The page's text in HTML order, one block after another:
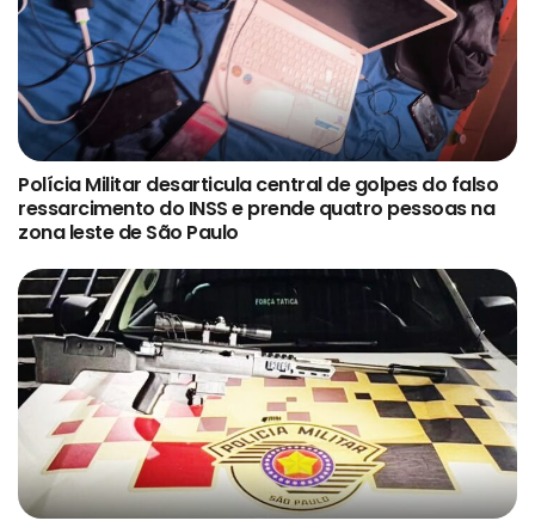
Polícia Militar desarticula central de golpes do falso
ressarcimento do INSS e prende quatro pessoas na
zona leste de São Paulo